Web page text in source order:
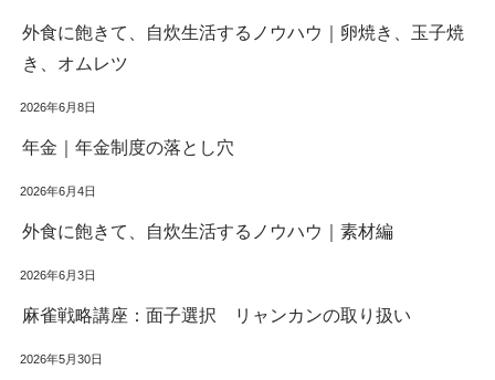
外食に飽きて、自炊生活するノウハウ｜卵焼き、玉子焼
き、オムレツ
2026年6月8日
年金｜年金制度の落とし穴
2026年6月4日
外食に飽きて、自炊生活するノウハウ｜素材編
2026年6月3日
麻雀戦略講座：面子選択 リャンカンの取り扱い
2026年5月30日